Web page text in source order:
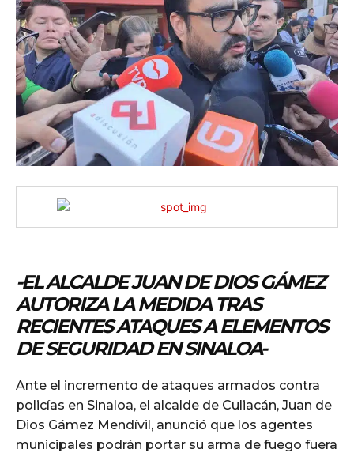
-EL ALCALDE JUAN DE DIOS GÁMEZ
AUTORIZA LA MEDIDA TRAS
RECIENTES ATAQUES A ELEMENTOS
DE SEGURIDAD EN SINALOA-
Ante el incremento de ataques armados contra
policías en Sinaloa, el alcalde de Culiacán, Juan de
Dios Gámez Mendívil, anunció que los agentes
municipales podrán portar su arma de fuego fuera